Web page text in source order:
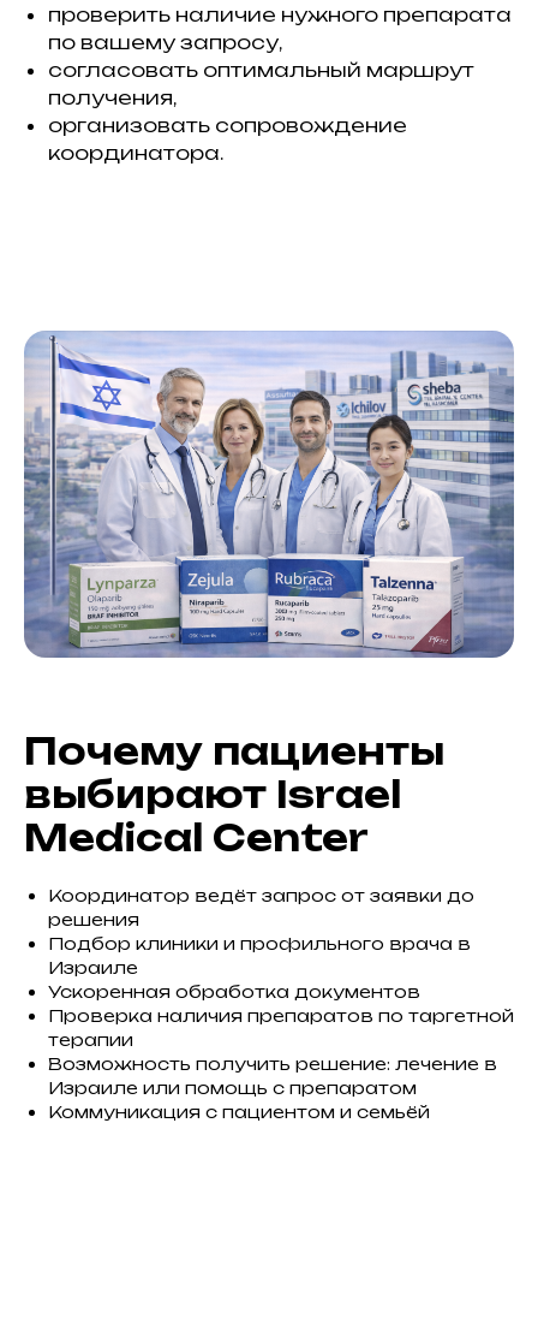
проверить наличие нужного препарата
по вашему запросу,
согласовать оптимальный маршрут
получения,
организовать сопровождение
координатора.
Почему пациенты
выбирают Israel
Medical Center
Координатор ведёт запрос от заявки до
решения
Подбор клиники и профильного врача в
Израиле
Ускоренная обработка документов
Проверка наличия препаратов по таргетной
терапии
Возможность получить решение: лечение в
Израиле или помощь с препаратом
Коммуникация с пациентом и семьёй